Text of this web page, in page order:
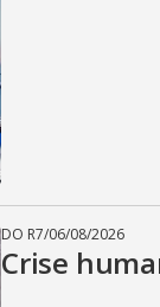
DO R7/06/08/2026
Crise